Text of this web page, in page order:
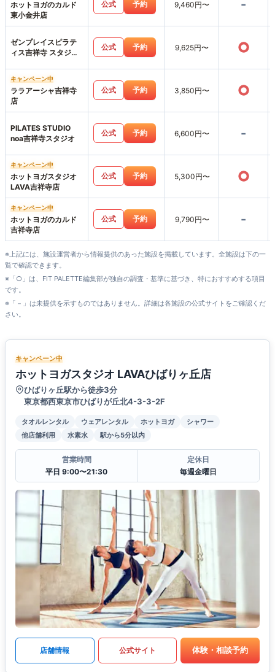
ホットヨガのカルド
東小金井店
公式 予約 9,460円〜 -
ゼンプレイスピラテ
ィス吉祥寺 スタジオ
公式 予約 9,625円〜 ○
キャンペーン中
ララアーシャ吉祥寺
店
公式 予約 3,850円〜 ○
PILATES STUDIO
noa吉祥寺スタジオ
公式 予約 6,600円〜 -
キャンペーン中
ホットヨガスタジオ
LAVA吉祥寺店
公式 予約 5,300円〜 ○
キャンペーン中
ホットヨガのカルド
吉祥寺店
公式 予約 9,790円〜 -
※上記には、施設運営者から情報提供のあった施設を掲載しています。全施設は下の一
覧で確認できます。
※「○」は、FIT PALETTE編集部が独自の調査・基準に基づき、特におすすめする項目
です。
※「－」は未提供を示すものではありません。詳細は各施設の公式サイトをご確認くだ
さい。
キャンペーン中
ホットヨガスタジオ LAVAひばりヶ丘店
ひばりヶ丘駅から徒歩3分
東京都西東京市ひばりが丘北4-3-3-2F
タオルレンタル ウェアレンタル ホットヨガ
シャワー
他店舗利用
水素水 駅から5分以内
営業時間
平日 9:00〜21:30
定休日
毎週金曜日
店舗情報 公式サイト 体験・相談予約